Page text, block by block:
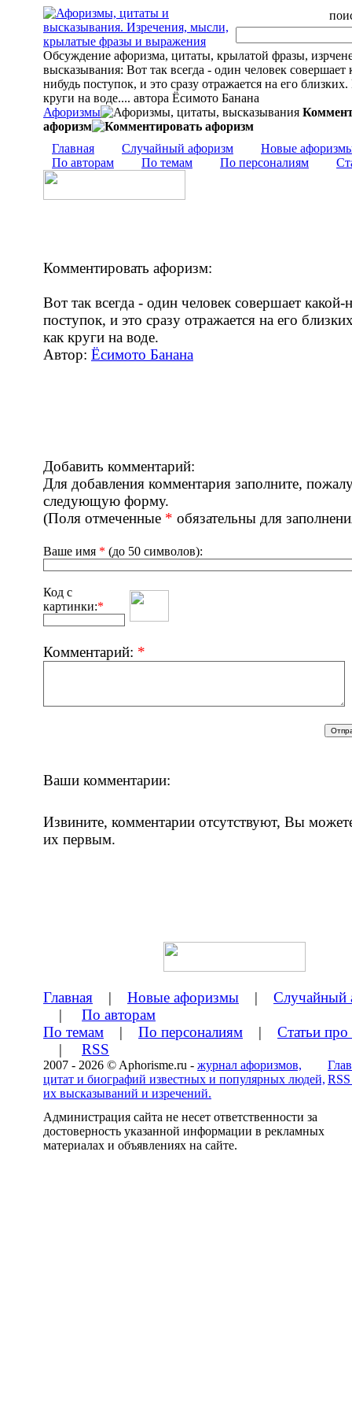
Обсуждение афоризма, цитаты, крылатой фразы,
высказывания: Вот так всегда - один человек совершает
нибудь поступок, и это сразу отражается на его
круги на воде.... автора Ёсимото Банана
Афоризмы
афоризм
Главная
Случайный афоризм
Новые
По авторам
По темам По персоналиям
Комментировать афоризм:
Вот так всегда - один человек совершает какой-
поступок, и это сразу отражается на его
как круги на воде.
Автор: Ёсимото Банана
Добавить комментарий:
Для добавления комментария заполните,
следующую форму.
(Поля отмеченные * обязательны для
Ваше имя * (до 50 символов):
Код с
картинки:*
Комментарий: *
Ваши комментарии:
Извините, комментарии отсутствуют, Вы
их первым.
Главная | Новые афоризмы | Случайный
| По авторам
По темам | По персоналиям | Статьи
| RSS
2007 - 2026 © Aphorisme.ru - журнал афоризмов,
цитат и биографий известных и популярных людей,
их высказываний и изречений.
Администрация сайта не несет ответственности за
достоверность указанной информации в рекламных
материалах и объявлениях на сайте.